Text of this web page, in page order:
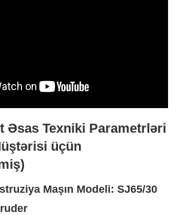
Əsas Texniki Parametrləri
üçün
Maşın Modeli: SJ65/30